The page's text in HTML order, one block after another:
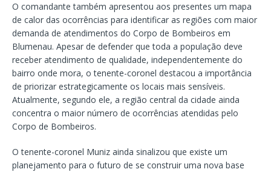
O comandante também apresentou aos presentes um mapa
de calor das ocorrências para identificar as regiões com maior
demanda de atendimentos do Corpo de Bombeiros em
Blumenau. Apesar de defender que toda a população deve
receber atendimento de qualidade, independentemente do
bairro onde mora, o tenente-coronel destacou a importância
de priorizar estrategicamente os locais mais sensíveis.
Atualmente, segundo ele, a região central da cidade ainda
concentra o maior número de ocorrências atendidas pelo
Corpo de Bombeiros.
O tenente-coronel Muniz ainda sinalizou que existe um
planejamento para o futuro de se construir uma nova base